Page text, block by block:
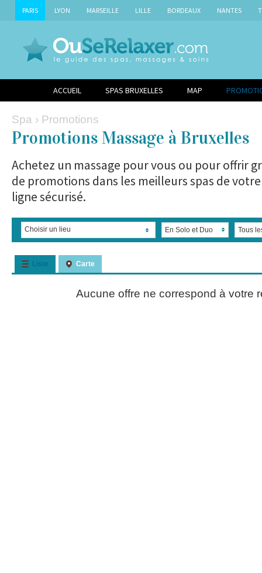
PARIS LYON MARSEILLE LILLE BORDEAUX NANTES
ACCUEIL SPAS BRUXELLES MAP
Spa › Promotions
Promotions Massage à Bruxelles
Achetez un massage pour vous ou pour offrir
de promotions dans les meilleurs spas de
ligne sécurisé.
Choisir un lieu
Liste Carte
Aucune offre ne correspond à votre